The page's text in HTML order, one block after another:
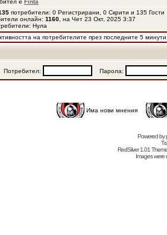
е Finta
потребители: 0 Регистрирани, 0 Скрити и 135
онлайн: 1160 , на Чет 23 Окт, 2025 3:37
Нула
на потребителите през последните 5 минути
Потребител: Парола:
Има нови мнения
Powered by
RedSilver 1.01
Images were